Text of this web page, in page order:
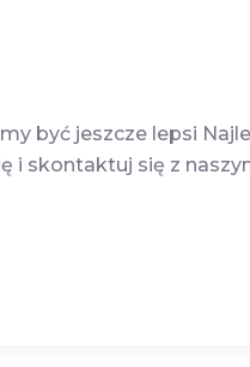
być jeszcze lepsi
i skontaktuj się z